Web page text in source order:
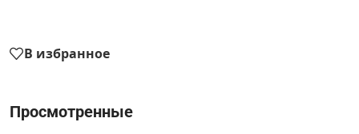
В избранное
Просмотренные